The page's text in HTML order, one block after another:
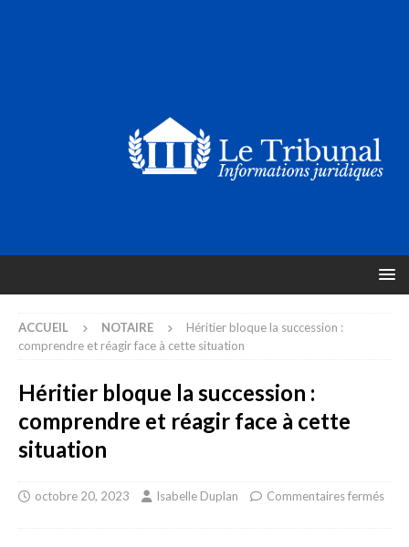
ACCUEIL NOTAIRE
Héritier bloque la succession :
comprendre et réagir face à cette situation
Héritier bloque la succession :
comprendre et réagir face à cette
situation
octobre 20, 2023 Isabelle Duplan Commentaires fermés